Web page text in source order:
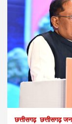
छत्तीसगढ़ छत्तीसगढ़